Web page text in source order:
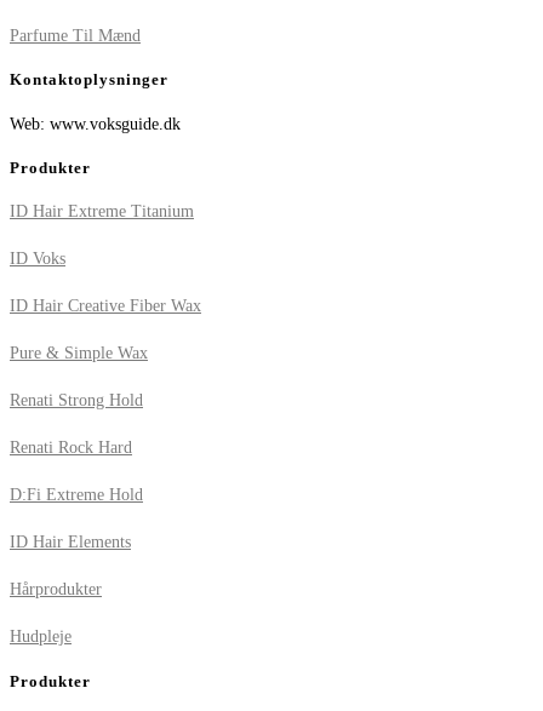
Parfume Til Mænd
Kontaktoplysninger
Web: www.voksguide.dk
Produkter
ID Hair Extreme Titanium
ID Voks
ID Hair Creative Fiber Wax
Pure & Simple Wax
Renati Strong Hold
Renati Rock Hard
D:Fi Extreme Hold
ID Hair Elements
Hårprodukter
Hudpleje
Produkter